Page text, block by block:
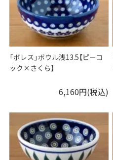
「ボレス」ボウル浅13.5【ピーコ
ック×さくら】
6,160円(税込)